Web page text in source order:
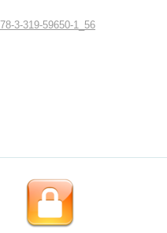
3-319-59650-1_56